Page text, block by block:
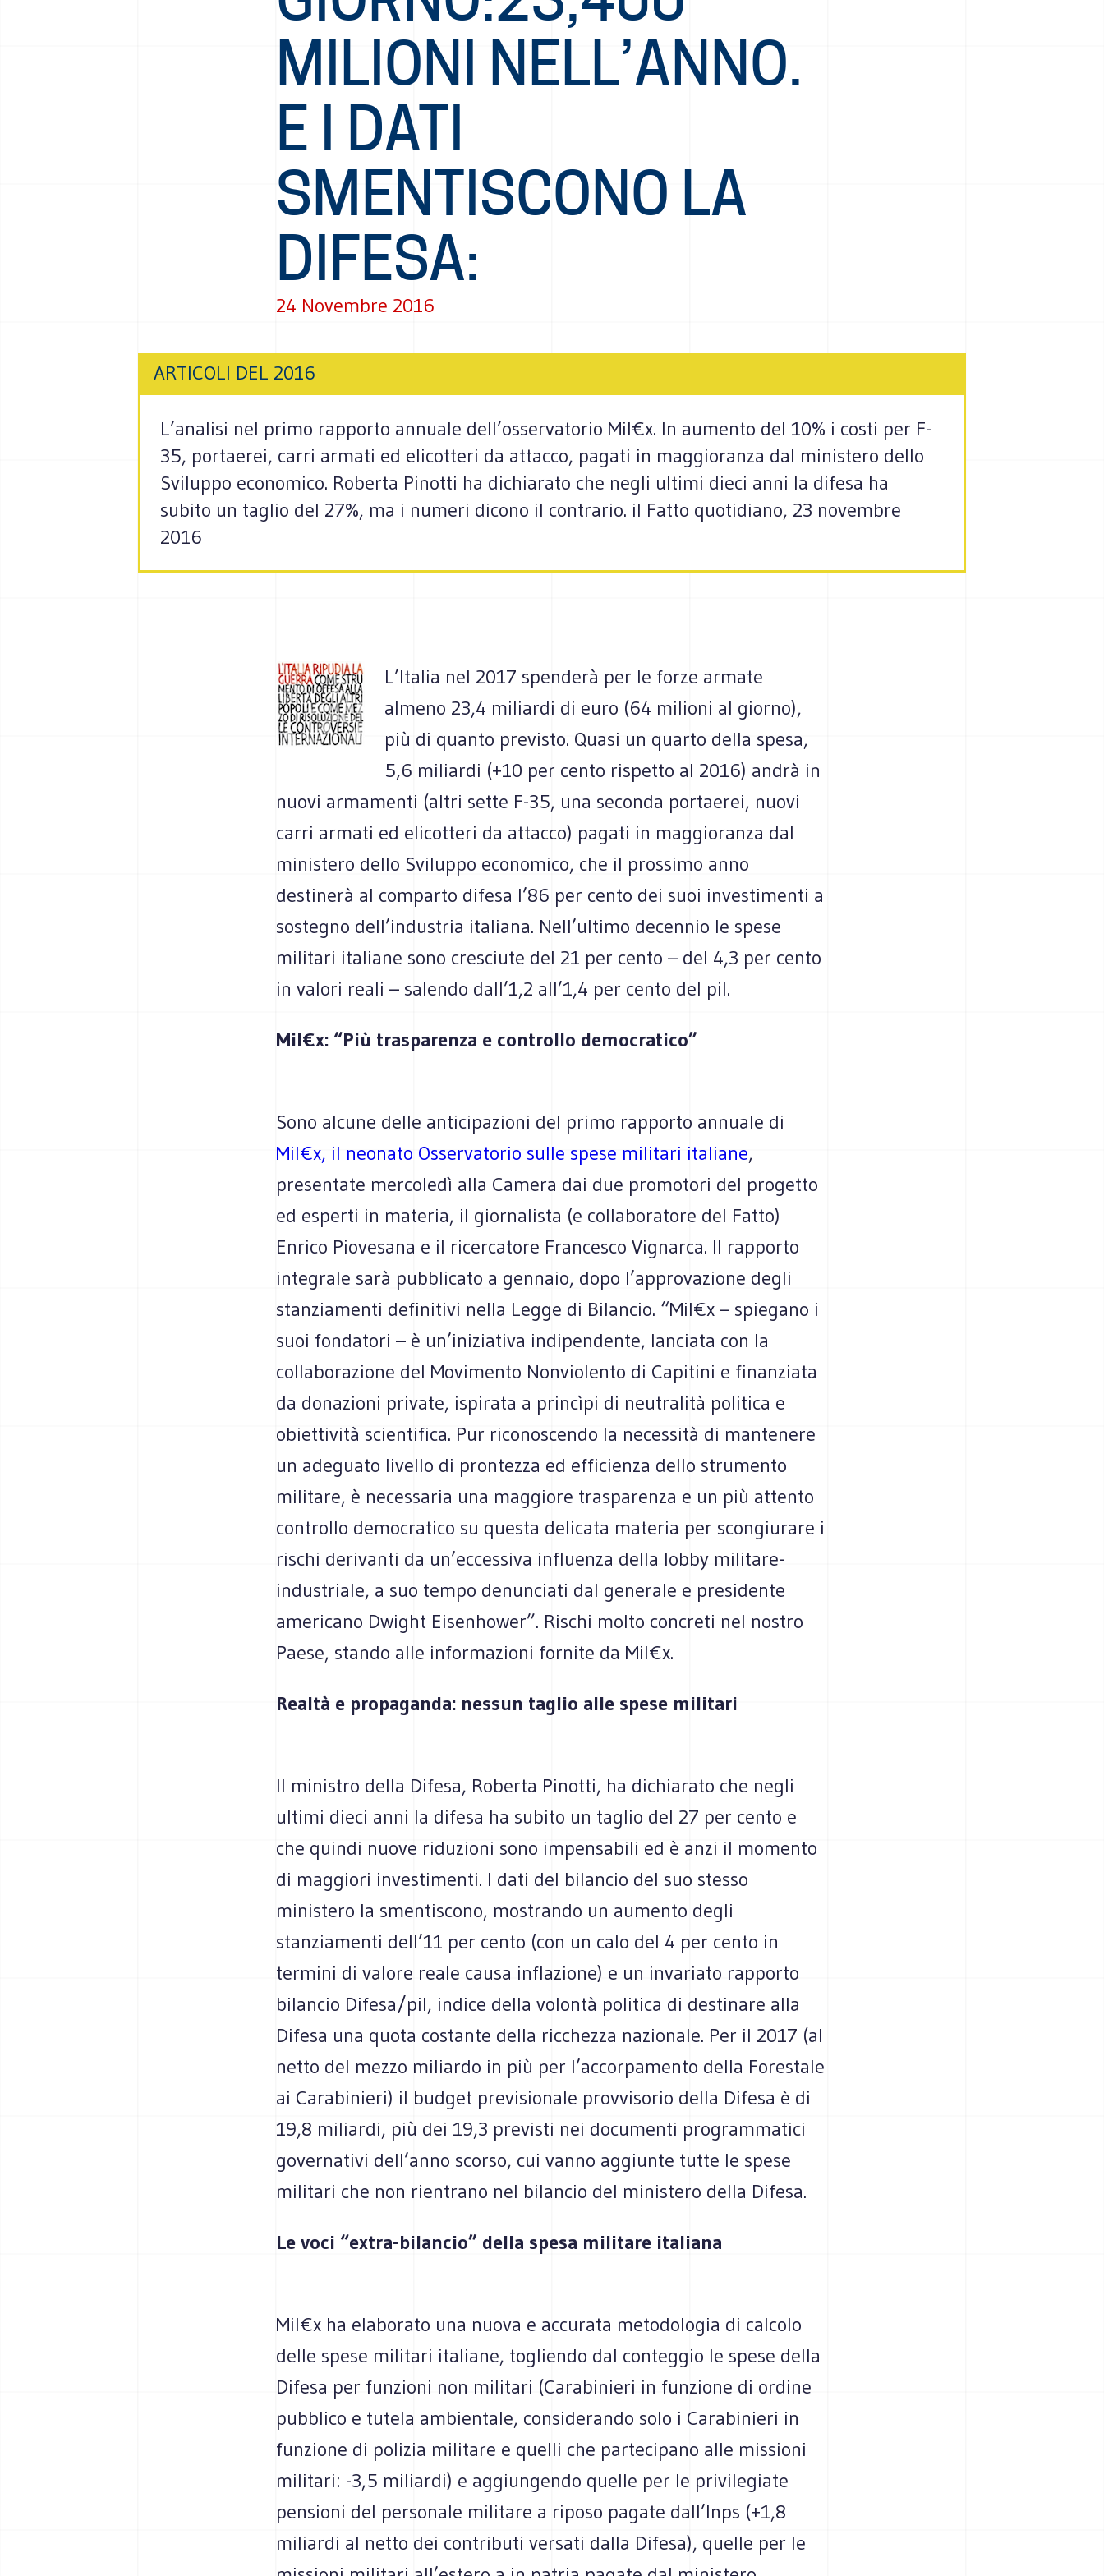
MILIONI NELL’ANNO.
E I DATI
SMENTISCONO LA
DIFESA:
24 Novembre 2016
ARTICOLI DEL 2016
L’analisi nel primo rapporto annuale dell’osservatorio Mil€x. In aumento del 10% i costi per F-
35, portaerei, carri armati ed elicotteri da attacco, pagati in maggioranza dal ministero dello
Sviluppo economico. Roberta Pinotti ha dichiarato che negli ultimi dieci anni la difesa ha
subito un taglio del 27%, ma i numeri dicono il contrario. il Fatto quotidiano, 23 novembre
2016
L’Italia nel 2017 spenderà per le forze armate
almeno 23,4 miliardi di euro (64 milioni al giorno),
più di quanto previsto. Quasi un quarto della spesa,
5,6 miliardi (+10 per cento rispetto al 2016) andrà in
nuovi armamenti (altri sette F-35, una seconda portaerei, nuovi
carri armati ed elicotteri da attacco) pagati in maggioranza dal
ministero dello Sviluppo economico, che il prossimo anno
destinerà al comparto difesa l’86 per cento dei suoi investimenti a
sostegno dell’industria italiana. Nell’ultimo decennio le spese
militari italiane sono cresciute del 21 per cento – del 4,3 per cento
in valori reali – salendo dall’1,2 all’1,4 per cento del pil.
Mil€x: “Più trasparenza e controllo democratico”
Sono alcune delle anticipazioni del primo rapporto annuale di
Mil€x, il neonato Osservatorio sulle spese militari italiane,
presentate mercoledì alla Camera dai due promotori del progetto
ed esperti in materia, il giornalista (e collaboratore del Fatto)
Enrico Piovesana e il ricercatore Francesco Vignarca. Il rapporto
integrale sarà pubblicato a gennaio, dopo l’approvazione degli
stanziamenti definitivi nella Legge di Bilancio. “Mil€x – spiegano i
suoi fondatori – è un’iniziativa indipendente, lanciata con la
collaborazione del Movimento Nonviolento di Capitini e finanziata
da donazioni private, ispirata a princìpi di neutralità politica e
obiettività scientifica. Pur riconoscendo la necessità di mantenere
un adeguato livello di prontezza ed efficienza dello strumento
militare, è necessaria una maggiore trasparenza e un più attento
controllo democratico su questa delicata materia per scongiurare i
rischi derivanti da un’eccessiva influenza della lobby militare-
industriale, a suo tempo denunciati dal generale e presidente
americano Dwight Eisenhower”. Rischi molto concreti nel nostro
Paese, stando alle informazioni fornite da Mil€x.
Realtà e propaganda: nessun taglio alle spese militari
Il ministro della Difesa, Roberta Pinotti, ha dichiarato che negli
ultimi dieci anni la difesa ha subito un taglio del 27 per cento e
che quindi nuove riduzioni sono impensabili ed è anzi il momento
di maggiori investimenti. I dati del bilancio del suo stesso
ministero la smentiscono, mostrando un aumento degli
stanziamenti dell’11 per cento (con un calo del 4 per cento in
termini di valore reale causa inflazione) e un invariato rapporto
bilancio Difesa/pil, indice della volontà politica di destinare alla
Difesa una quota costante della ricchezza nazionale. Per il 2017 (al
netto del mezzo miliardo in più per l’accorpamento della Forestale
ai Carabinieri) il budget previsionale provvisorio della Difesa è di
19,8 miliardi, più dei 19,3 previsti nei documenti programmatici
governativi dell’anno scorso, cui vanno aggiunte tutte le spese
militari che non rientrano nel bilancio del ministero della Difesa.
Le voci “extra-bilancio” della spesa militare italiana
Mil€x ha elaborato una nuova e accurata metodologia di calcolo
delle spese militari italiane, togliendo dal conteggio le spese della
Difesa per funzioni non militari (Carabinieri in funzione di ordine
pubblico e tutela ambientale, considerando solo i Carabinieri in
funzione di polizia militare e quelli che partecipano alle missioni
militari: -3,5 miliardi) e aggiungendo quelle per le privilegiate
pensioni del personale militare a riposo pagate dall’Inps (+1,8
miliardi al netto dei contributi versati dalla Difesa), quelle per le